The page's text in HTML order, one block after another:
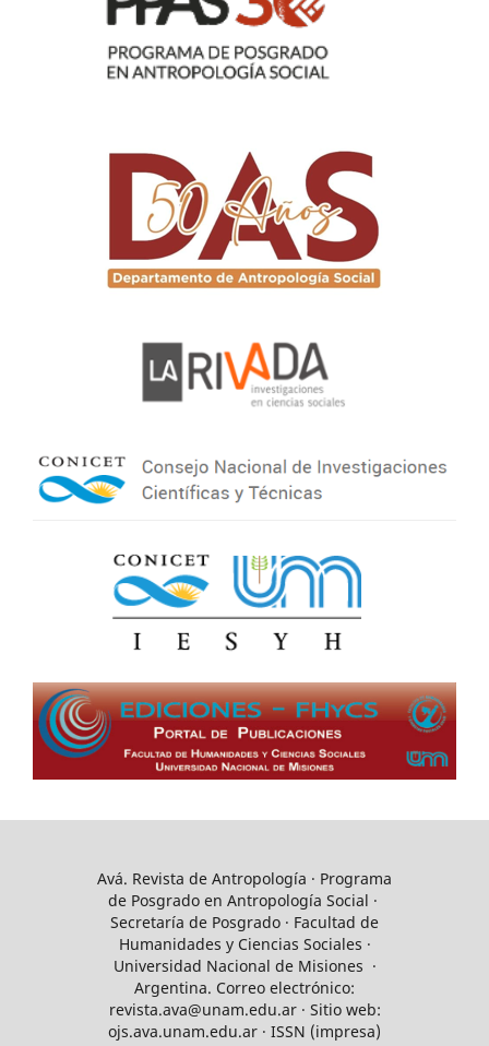
Avá. Revista de Antropología · Programa
de Posgrado en Antropología Social ·
Secretaría de Posgrado · Facultad de
Humanidades y Ciencias Sociales ·
Universidad Nacional de Misiones ·
Argentina. Correo electrónico:
revista.ava@unam.edu.ar · Sitio web:
ojs.ava.unam.edu.ar · ISSN (impresa)